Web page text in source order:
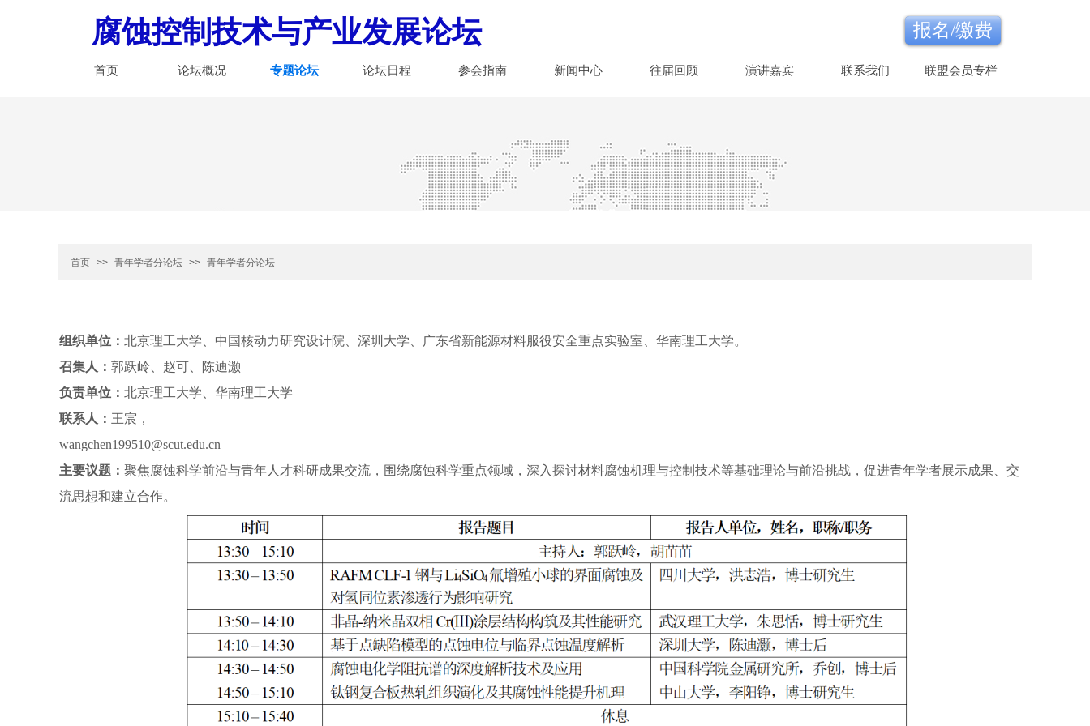
首页 论坛概况 专题论坛 论坛日程 参会指南 新闻中心 往届回顾 演讲嘉宾 联系我们 联盟会员专栏
腐蚀控制技术与产业发展论坛 报名/缴费
首页 >> 青年学者分论坛 >> 青年学者分论坛
组织单位： 北京理工大学、中国核动力研究设计院、深圳大学、广东省新能源材料服役安全重点实验室、华南理工大学。
召集人： 郭跃岭、赵可、陈迪灏
负责单位： 北京理工大学、华南理工大学
联系人： 王宸，
wangchen199510@scut.edu.cn
主要议题： 聚焦腐蚀科学前沿与青年人才科研成果交流，围绕腐蚀科学重点领域，深入探讨材料腐蚀机理与控制技术等基础理论与前沿挑战，促进青年学者展示成果、交
流思想和建立合作。